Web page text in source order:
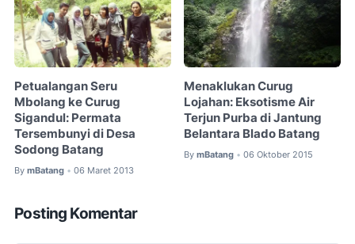
Petualangan Seru
Mbolang ke Curug
Sigandul: Permata
Tersembunyi di Desa
Sodong Batang
By mBatang • 06 Maret 2013
Menaklukan Curug
Lojahan: Eksotisme Air
Terjun Purba di Jantung
Belantara Blado Batang
By mBatang • 06 Oktober 2015
Posting Komentar